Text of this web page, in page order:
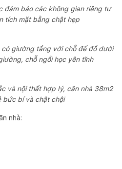
đảm bảo các không gian riêng tư
tích mặt bằng chật hẹp
có giường tầng với chỗ để đồ dưới
chỗ ngồi học yên tĩnh
và nội thất hợp lý, căn nhà 38m2
bức bí và chật chội
nhà: